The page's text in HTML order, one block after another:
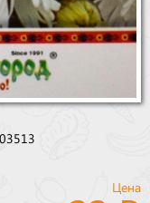
Цена